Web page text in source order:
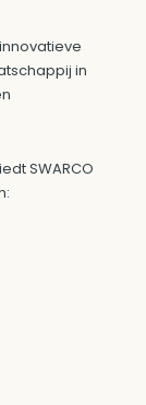
in
SWARCO